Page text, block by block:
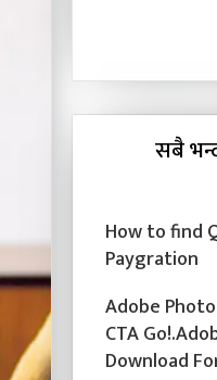
सबै
How to find
Paygration
Adobe
CTA
Download